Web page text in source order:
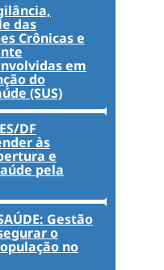
das
Crônicas e
em
do
(SUS)
DF
às
e
pela
Gestão
o
no